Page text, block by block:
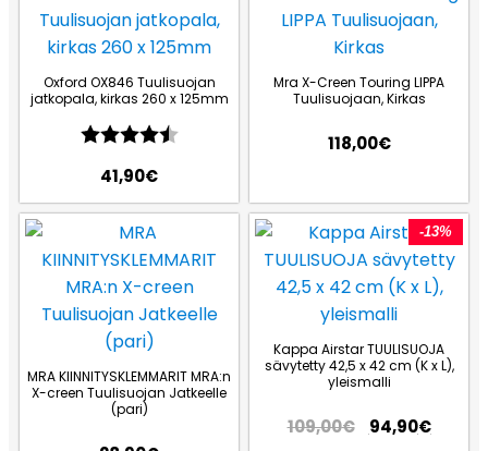
Oxford OX846 Tuulisuojan
jatkopala, kirkas 260 x 125mm
Arvio: 4.6 5:sta tähdestä
41,90€
Mra X-Creen Touring LIPPA
Tuulisuojaan, Kirkas
118,00€
MRA KIINNITYSKLEMMARIT MRA:n
X-creen Tuulisuojan Jatkeelle
(pari)
-13%
Kappa Airstar TUULISUOJA
sävytetty 42,5 x 42 cm (K x L),
yleismalli
109,00€ 94,90€